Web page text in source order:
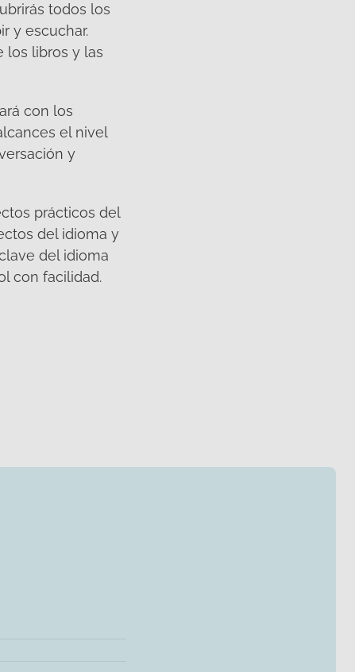
todos los
y escuchar.
los libros y las
con los
el nivel
y
prácticos del
del idioma y
del idioma
con facilidad.